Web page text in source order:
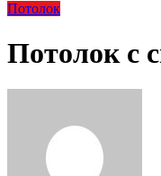
Потолок
Потолок с